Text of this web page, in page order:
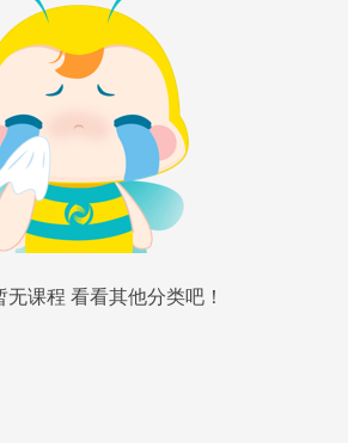
无课程 看看其他分类吧！